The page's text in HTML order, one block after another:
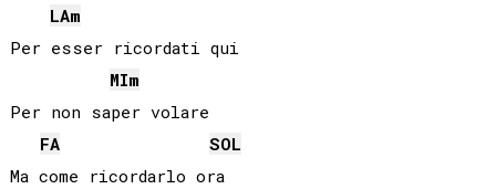
LAm
Per esser ricordati qui
MIm
Per non saper volare
FA
SOL
Ma come ricordarlo ora